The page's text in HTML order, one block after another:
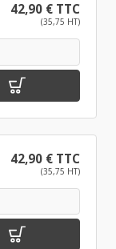
42,90 € TTC
(35,75 HT)
42,90 € TTC
(35,75 HT)